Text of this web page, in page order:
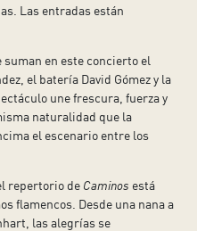
Las entradas están
en este concierto el
el batería David Gómez y la
une frescura, fuerza y
naturalidad que la
el escenario entre los
repertorio de Caminos está
flamencos. Desde una nana a
las alegrías se